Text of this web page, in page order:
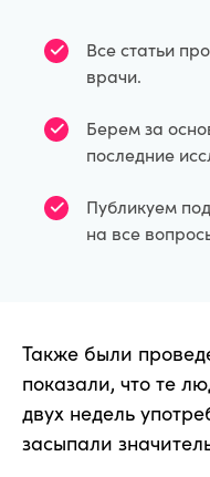
Все статьи
врачи.
Берем за
последние
Публикуем
на все
Также были
показали, что те
двух недель
засыпали